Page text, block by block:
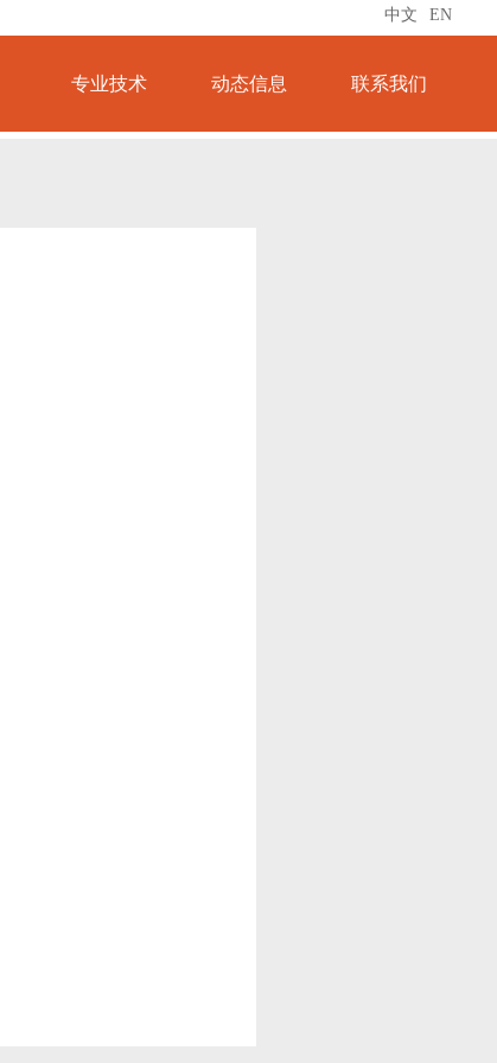
专业技术 动态信息 联系我们
中文 EN